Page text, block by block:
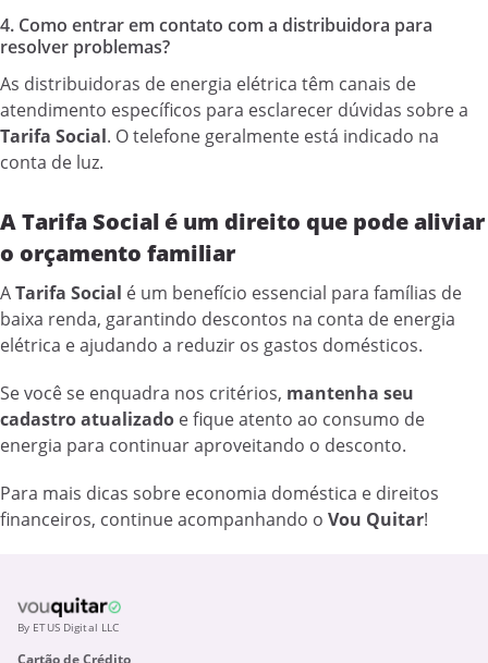
4. Como entrar em contato com a distribuidora para
resolver problemas?
As distribuidoras de energia elétrica têm canais de
atendimento específicos para esclarecer dúvidas sobre a
Tarifa Social. O telefone geralmente está indicado na
conta de luz.
A Tarifa Social é um direito que pode aliviar
o orçamento familiar
ATarifa Social é um benefício essencial para famílias de
baixa renda, garantindo descontos na conta de energia
elétrica e ajudando a reduzir os gastos domésticos.
Se você se enquadra nos critérios, mantenha seu
cadastro atualizado e fique atento ao consumo de
energia para continuar aproveitando o desconto.
Para mais dicas sobre economia doméstica e direitos
financeiros, continue acompanhando o Vou Quitar!
By ETUS Digital LLC
Cartão de Crédito